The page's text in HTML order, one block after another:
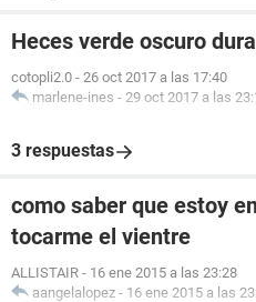
Heces verde oscuro
cotopli2.0 - 26 oct 2017 a las 17:40
marlene-ines - 29 oct 2017 a las
3 respuestas
como saber que estoy
tocarme el vientre
ALLISTAIR - 16 ene 2015 a las 23:28
aangelalopez - 16 ene 2015 a las